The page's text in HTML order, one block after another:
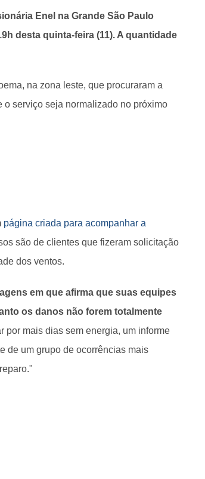
Enel na Grande São Paulo
desta quinta-feira (11). A quantidade
na zona leste, que procuraram a
o serviço seja normalizado no próximo
página criada para acompanhar a
são de clientes que fizeram solicitação
dos ventos.
em que afirma que suas equipes
os danos não forem totalmente
por mais dias sem energia, um informe
de um grupo de ocorrências mais